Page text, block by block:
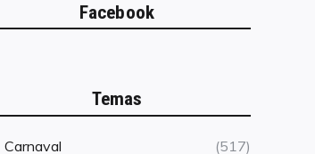
Facebook
Temas
Carnaval
(517)